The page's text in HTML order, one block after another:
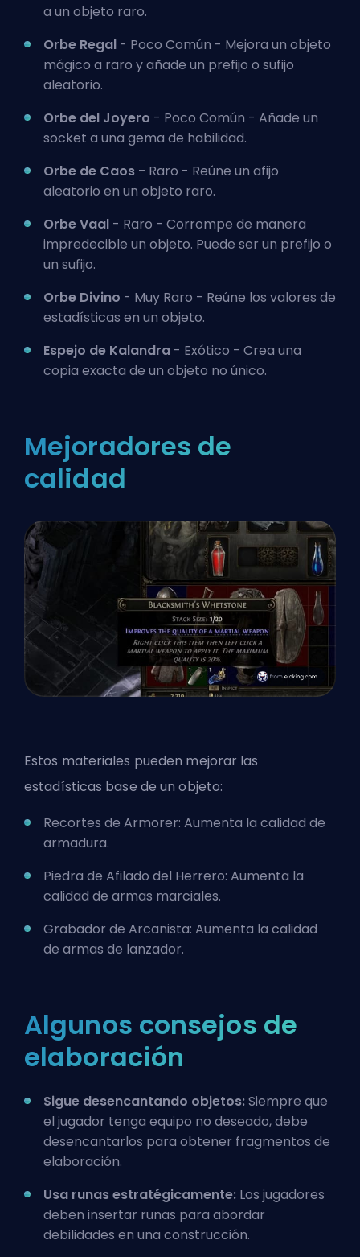
a un objeto raro.
Orbe Regal - Poco Común - Mejora un objeto
mágico a raro y añade un prefijo o sufijo
aleatorio.
Orbe del Joyero - Poco Común - Añade un
socket a una gema de habilidad.
Orbe de Caos - Raro - Reúne un afijo
aleatorio en un objeto raro.
Orbe Vaal - Raro - Corrompe de manera
impredecible un objeto. Puede ser un prefijo o
un sufijo.
Orbe Divino - Muy Raro - Reúne los valores de
estadísticas en un objeto.
Espejo de Kalandra - Exótico - Crea una
copia exacta de un objeto no único.
Mejoradores de
calidad
Estos materiales pueden mejorar las
estadísticas base de un objeto:
Recortes de Armorer: Aumenta la calidad de
armadura.
Piedra de Afilado del Herrero: Aumenta la
calidad de armas marciales.
Grabador de Arcanista: Aumenta la calidad
de armas de lanzador.
Algunos consejos de
elaboración
Sigue desencantando objetos:Siempre que
el jugador tenga equipo no deseado, debe
desencantarlos para obtener fragmentos de
elaboración.
Usa runas estratégicamente: Los jugadores
deben insertar runas para abordar
debilidades en una construcción.